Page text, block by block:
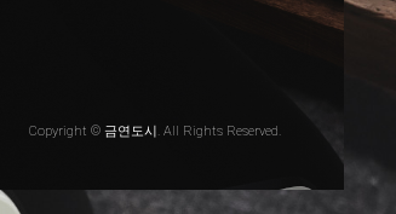
Copyright © 금연도시. All Rights Reserved.